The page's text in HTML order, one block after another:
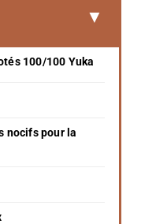
100/100 Yuka
nocifs pour la